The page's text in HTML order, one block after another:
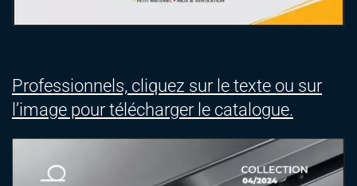
Professionnels, cliquez sur le texte ou sur
l’image pour télécharger le catalogue.